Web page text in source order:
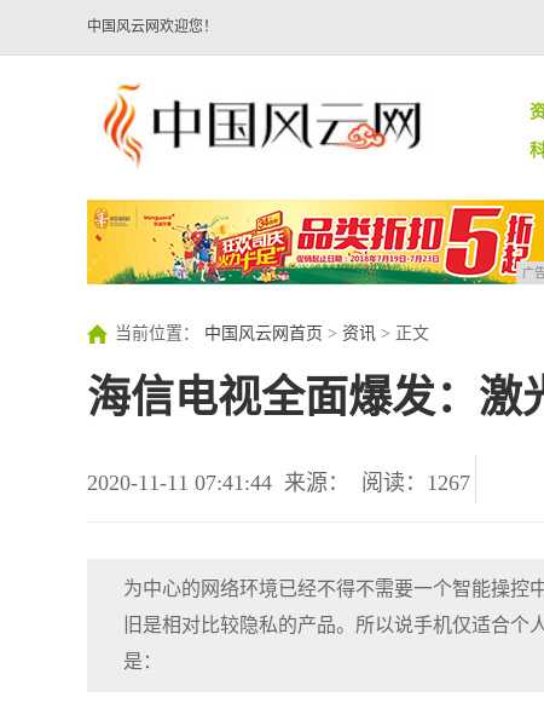
中国风云网欢迎您！
广
当前位置： 中国风云网首页 > 资讯 > 正文
海信电视全面爆发：激
2020-11-11 07:41:44 来源： 阅读：1267
为中心的网络环境已经不得不需要一个智能操控
旧是相对比较隐私的产品。所以说手机仅适合
是：